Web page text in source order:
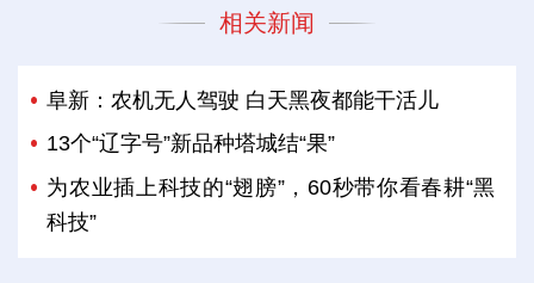
相关新闻
阜新：农机无人驾驶 白天黑夜都能干活儿
13个“辽字号”新品种塔城结“果”
为农业插上科技的“翅膀”，60秒带你看春耕“黑
科技”